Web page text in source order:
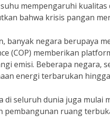
mempengaruhi kualitas
bahwa krisis pangan
banyak negara berupaya
(COP) memberikan
emisi. Beberapa negara,
energi terbarukan
di seluruh dunia juga mulai
pembangunan ruang